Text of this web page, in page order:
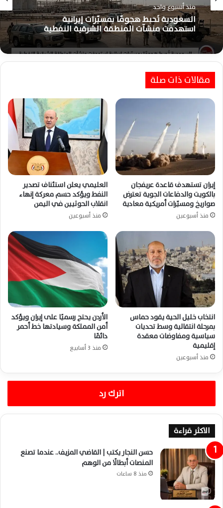
منذ أسبوع واحد
السعودية تُحبط هجومًا بمسيّرات إيرانية
استهدفت منشآت المنطقة الشرقية النفطية
مقالات ذات صلة
إيران تستهدف قاعدة عريفجان
بالكويت والدفاعات الجوية تعترض
صواريخ ومسيّرات أمريكية معادية
منذ أسبوعين
العليمي يعلن استئناف تصدير
النفط ويؤكد حسم معركة إنهاء
انقلاب الحوثيين في اليمن
منذ أسبوعين
انتخاب خليل الحية يقود حماس
بمرحلة انتقالية وسط تحديات
سياسية ومفاوضات معقدة
إقليمية
منذ أسبوعين
الأردن يحتج رسميًا على إيران ويؤكد
أمن المملكة وسيادتها خط أحمر
دائمًا
منذ 3 أسابيع
اترك رد
الاكثر قراءة
حسن النجار يكتب | القاضي المزيف.. عندما تصنع
المنصات أبطالًا من الوهم
منذ 8 ساعات